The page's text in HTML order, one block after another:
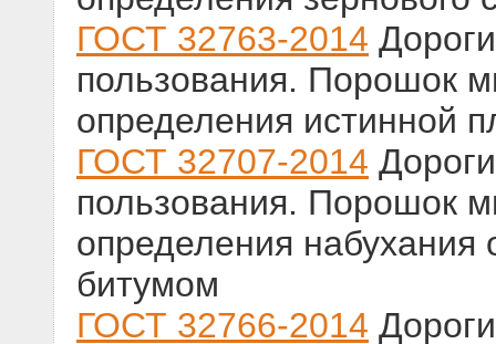
ГОСТ 32763-2014
пользования. Порошок
определения истинной
ГОСТ 32707-2014
пользования. Порошок
определения
битумом
ГОСТ 32766-2014